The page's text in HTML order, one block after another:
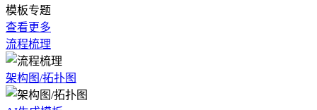
模板专题
查看更多
流程梳理
架构图/拓扑图